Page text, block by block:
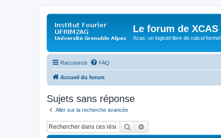
Le forum de XCAS
Xcas: un logiciel libre de calcul formel
Raccourcis FAQ
Accueil du forum
Sujets sans réponse
Aller sur la recherche avancée
Rechercher